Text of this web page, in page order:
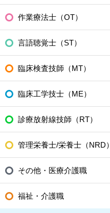
作業療法士（OT）
言語聴覚士（ST）
臨床検査技師（MT）
臨床工学技士（ME）
診療放射線技師（RT）
管理栄養士/栄養士（NRD）
その他・医療介護職
福祉・介護職